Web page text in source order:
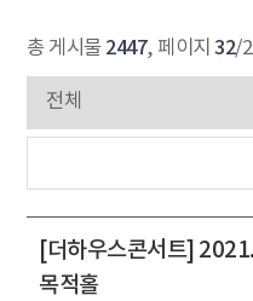
총 게시물 2447, 페이지 32/
[더하우스콘서트]
목적홀